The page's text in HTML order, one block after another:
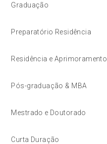
Graduação
Preparatório Residência
Residência e Aprimoramento
Pós-graduação & MBA
Mestrado e Doutorado
Curta Duração